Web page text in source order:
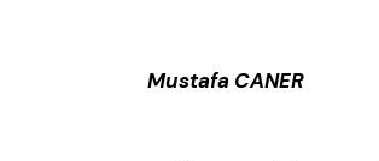
Mustafa CANER